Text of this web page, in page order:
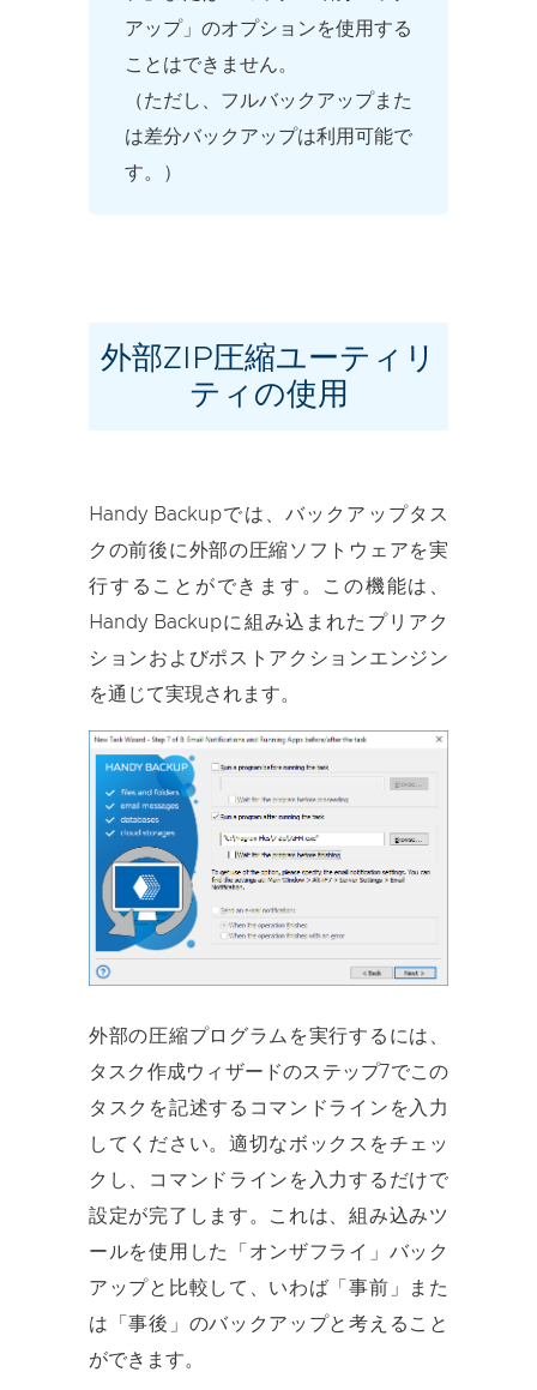
アップ」のオプションを使用する
ことはできません。
（ただし、フルバックアップまた
は差分バックアップは利用可能で
す。）
外部ZIP圧縮ユーティリ
ティの使用
Handy Backupでは、バックアップタス
クの前後に外部の圧縮ソフトウェアを実
行することができます。この機能は、
Handy Backupに組み込まれたプリアク
ションおよびポストアクションエンジン
を通じて実現されます。
外部の圧縮プログラムを実行するには、
タスク作成ウィザードのステップ7でこの
タスクを記述するコマンドラインを入力
してください。適切なボックスをチェッ
クし、コマンドラインを入力するだけで
設定が完了します。これは、組み込みツ
ールを使用した「オンザフライ」バック
アップと比較して、いわば「事前」また
は「事後」のバックアップと考えること
ができます。